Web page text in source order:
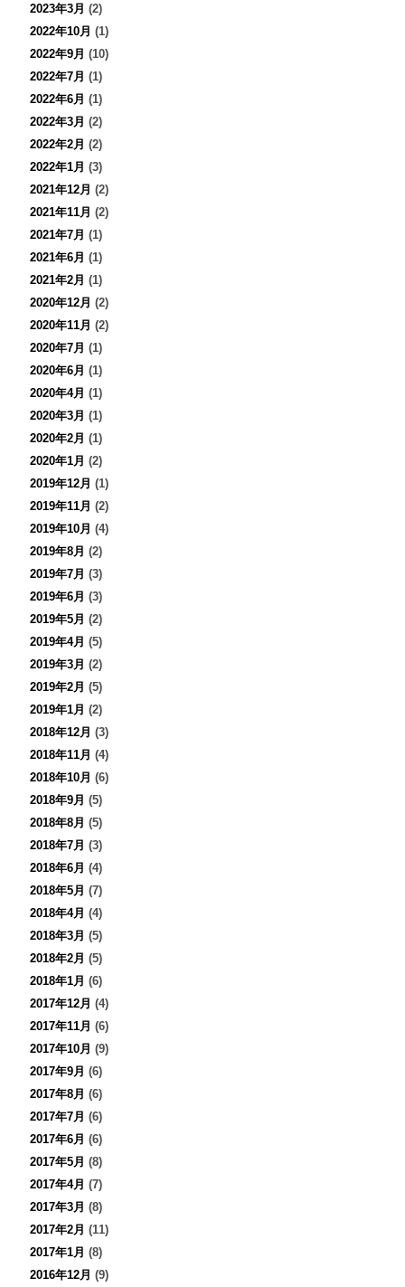
2023年3月 (2)
2022年10月 (1)
2022年9月 (10)
2022年7月 (1)
2022年6月 (1)
2022年3月 (2)
2022年2月 (2)
2022年1月 (3)
2021年12月 (2)
2021年11月 (2)
2021年7月 (1)
2021年6月 (1)
2021年2月 (1)
2020年12月 (2)
2020年11月 (2)
2020年7月 (1)
2020年6月 (1)
2020年4月 (1)
2020年3月 (1)
2020年2月 (1)
2020年1月 (2)
2019年12月 (1)
2019年11月 (2)
2019年10月 (4)
2019年8月 (2)
2019年7月 (3)
2019年6月 (3)
2019年5月 (2)
2019年4月 (5)
2019年3月 (2)
2019年2月 (5)
2019年1月 (2)
2018年12月 (3)
2018年11月 (4)
2018年10月 (6)
2018年9月 (5)
2018年8月 (5)
2018年7月 (3)
2018年6月 (4)
2018年5月 (7)
2018年4月 (4)
2018年3月 (5)
2018年2月 (5)
2018年1月 (6)
2017年12月 (4)
2017年11月 (6)
2017年10月 (9)
2017年9月 (6)
2017年8月 (6)
2017年7月 (6)
2017年6月 (6)
2017年5月 (8)
2017年4月 (7)
2017年3月 (8)
2017年2月 (11)
2017年1月 (8)
2016年12月 (9)